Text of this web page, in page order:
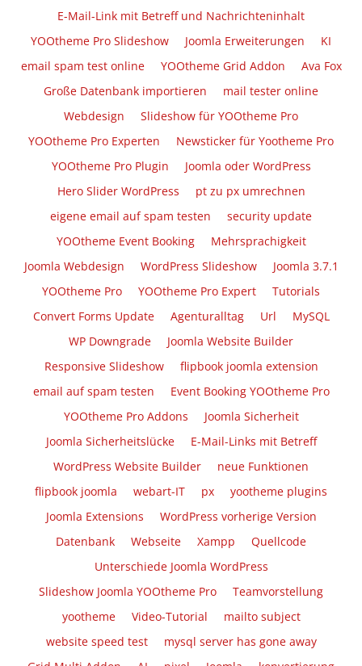
E-Mail-Link mit Betreff und Nachrichteninhalt
YOOtheme Pro Slideshow
Joomla Erweiterungen
KI
email spam test online
YOOtheme Grid Addon
Ava Fox
Große Datenbank importieren
mail tester online
Webdesign
Slideshow für YOOtheme Pro
YOOtheme Pro Experten
Newsticker für Yootheme Pro
YOOtheme Pro Plugin
Joomla oder WordPress
Hero Slider WordPress
pt zu px umrechnen
eigene email auf spam testen
security update
YOOtheme Event Booking
Mehrsprachigkeit
Joomla Webdesign
WordPress Slideshow
Joomla 3.7.1
YOOtheme Pro
YOOtheme Pro Expert
Tutorials
Convert Forms Update
Agenturalltag Url
MySQL
WP Downgrade
Joomla Website Builder
Responsive Slideshow
flipbook joomla extension
email auf spam testen
Event Booking YOOtheme Pro
YOOtheme Pro Addons
Joomla Sicherheit
Joomla Sicherheitslücke
E-Mail-Links mit Betreff
WordPress Website Builder
neue Funktionen
flipbook joomla
webart-IT px
yootheme plugins
Joomla Extensions
WordPress vorherige Version
Datenbank
Webseite Xampp
Quellcode
Unterschiede Joomla WordPress
Slideshow Joomla YOOtheme Pro
Teamvorstellung
yootheme
Video-Tutorial
mailto subject
website speed test
mysql server has gone away